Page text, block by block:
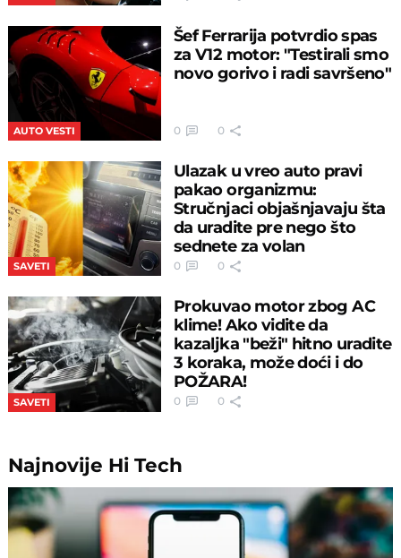
AUTO VESTI
Šef Ferrarija potvrdio spas
za V12 motor: "Testirali smo
novo gorivo i radi savršeno"
0 0
SAVETI
Ulazak u vreo auto pravi
pakao organizmu:
Stručnjaci objašnjavaju šta
da uradite pre nego što
sednete za volan
0 0
SAVETI
Prokuvao motor zbog AC
klime! Ako vidite da
kazaljka "beži" hitno uradite
3 koraka, može doći i do
POŽARA!
0 0
Najnovije Hi Tech